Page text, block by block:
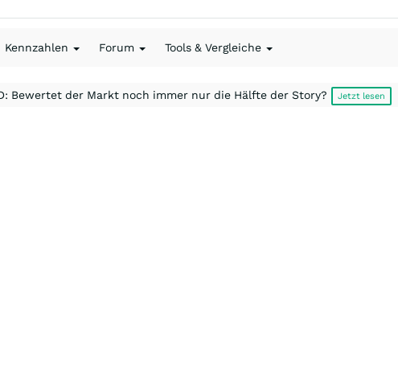
Kennzahlen Forum Tools & Vergleiche
Bewertet der Markt noch immer nur die Hälfte der Story? Jetzt lesen